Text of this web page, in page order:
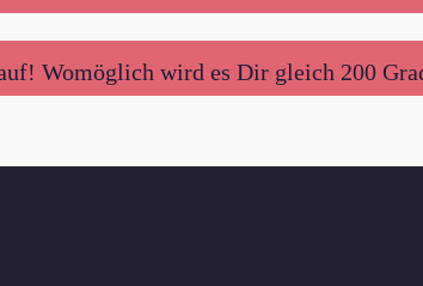
Womöglich wird es Dir gleich 200